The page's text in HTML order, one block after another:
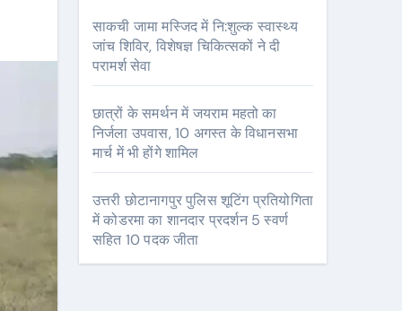
साकची जामा मस्जिद में नि:शुल्क स्वास्थ्य
जांच शिविर, विशेषज्ञ चिकित्सकों ने दी
परामर्श सेवा
छात्रों के समर्थन में जयराम महतो का
निर्जला उपवास, 10 अगस्त के विधानसभा
मार्च में भी होंगे शामिल
उत्तरी छोटानागपुर पुलिस शूटिंग प्रतियोगिता
में कोडरमा का शानदार प्रदर्शन 5 स्वर्ण
सहित 10 पदक जीता